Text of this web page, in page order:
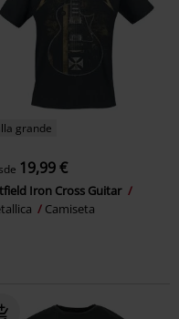
grande
19,99 €
Iron Cross Guitar
Camiseta